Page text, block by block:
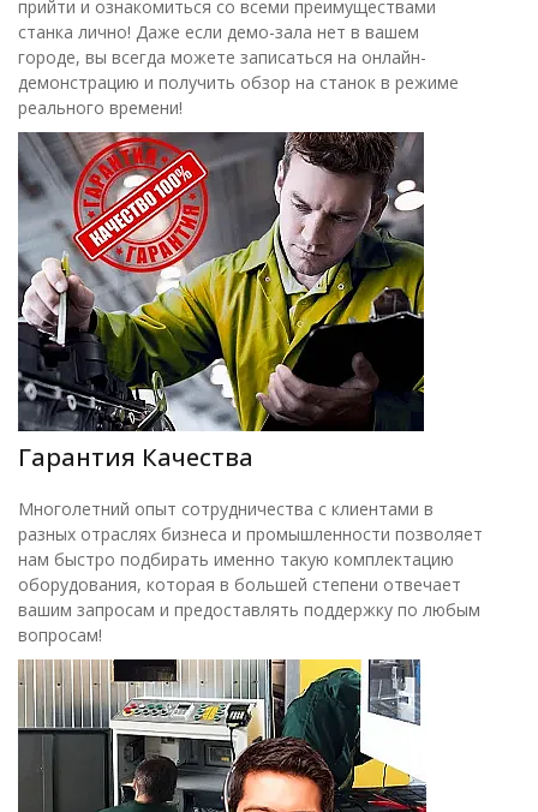
прийти и ознакомиться со всеми преимуществами
станка лично! Даже если демо-зала нет в вашем
городе, вы всегда можете записаться на онлайн-
демонстрацию и получить обзор на станок в режиме
реального времени!
Гарантия Качества
Многолетний опыт сотрудничества с клиентами в
разных отраслях бизнеса и промышленности позволяет
нам быстро подбирать именно такую комплектацию
оборудования, которая в большей степени отвечает
вашим запросам и предоставлять поддержку по любым
вопросам!